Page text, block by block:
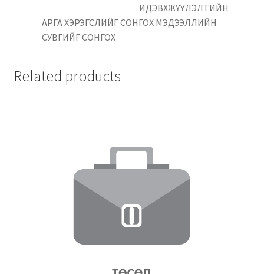
ИДЭВХЖҮҮЛЭЛТИЙН
АРГА ХЭРЭГСЛИЙГ СОНГОХ МЭДЭЭЛЛИЙН
СУВГИЙГ СОНГОХ
Related products